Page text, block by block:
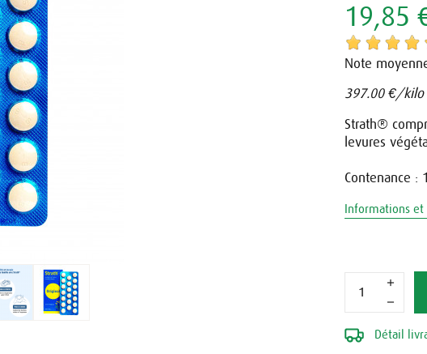
19,85
Note
397.00 €/kilo
Strath®
levures
Contenance :
Informations
Détail